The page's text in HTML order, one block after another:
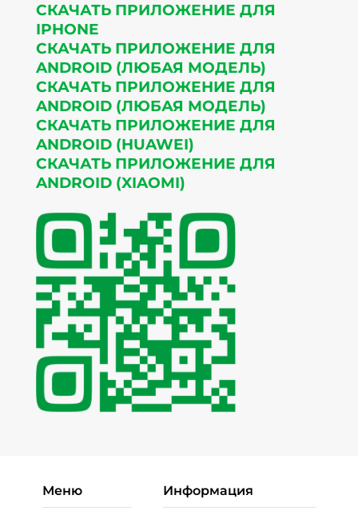
СКАЧАТЬ ПРИЛОЖЕНИЕ ДЛЯ
IPHONE
СКАЧАТЬ ПРИЛОЖЕНИЕ ДЛЯ
ANDROID (ЛЮБАЯ МОДЕЛЬ)
СКАЧАТЬ ПРИЛОЖЕНИЕ ДЛЯ
ANDROID (ЛЮБАЯ МОДЕЛЬ)
СКАЧАТЬ ПРИЛОЖЕНИЕ ДЛЯ
ANDROID (HUAWEI)
СКАЧАТЬ ПРИЛОЖЕНИЕ ДЛЯ
ANDROID (XIAOMI)
Меню Информация